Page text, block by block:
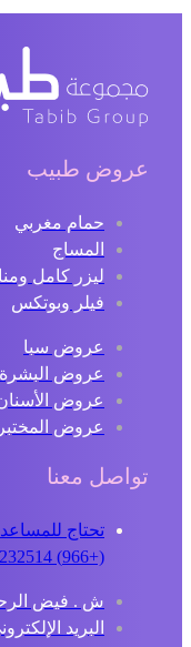
عروض طبيب
حمام مغربي
المساج
ليزر كامل ومناطق
فيلر وبوتكس
عروض سبا
عروض البشرة
عروض الأسنان
عروض المختبر
تواصل معنا
تحتاج للمساعدة؟
ش . فيض الرحمة -
البريد الإلكتروني: help@tabibgroupapp.com